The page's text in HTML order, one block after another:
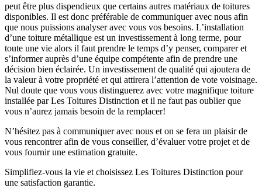
peut être plus dispendieux que certains autres matériaux de toitures
disponibles. Il est donc préférable de communiquer avec nous afin
que nous puissions analyser avec vous vos besoins. L’installation
d’une toiture métallique est un investissement à long terme, pour
toute une vie alors il faut prendre le temps d’y penser, comparer et
s’informer auprès d’une équipe compétente afin de prendre une
décision bien éclairée. Un investissement de qualité qui ajoutera de
la valeur à votre propriété et qui attirera l’attention de vote voisinage.
Nul doute que vous vous distinguerez avec votre magnifique toiture
installée par Les Toitures Distinction et il ne faut pas oublier que
vous n’aurez jamais besoin de la remplacer!
N’hésitez pas à communiquer avec nous et on se fera un plaisir de
vous rencontrer afin de vous conseiller, d’évaluer votre projet et de
vous fournir une estimation gratuite.
Simplifiez-vous la vie et choisissez Les Toitures Distinction pour
une satisfaction garantie.